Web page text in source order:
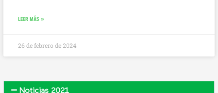
LEER MÁS »
26 de febrero de 2024
Noticias 2021